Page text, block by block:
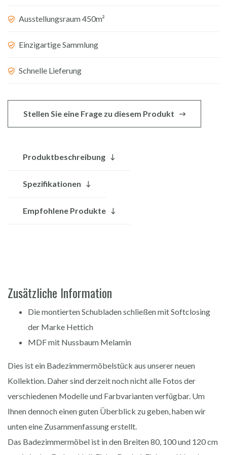
Keramikwaschbecken
Ausstellungsraum 450m²
Einzigartige Sammlung
Schnelle Lieferung
Stellen Sie eine Frage zu diesem Produkt
Produktbeschreibung
Spezifikationen
Empfohlene Produkte
Zusätzliche Information
Die montierten Schubladen schließen mit Softclosing
der Marke Hettich
MDF mit Nussbaum Melamin
Dies ist ein Badezimmermöbelstück aus unserer neuen
Kollektion. Daher sind derzeit noch nicht alle Fotos der
verschiedenen Modelle und Farbvarianten verfügbar. Um
Ihnen dennoch einen guten Überblick zu geben, haben wir
unten eine Zusammenfassung erstellt.
Das Badezimmermöbel ist in den Breiten 80, 100 und 120 cm